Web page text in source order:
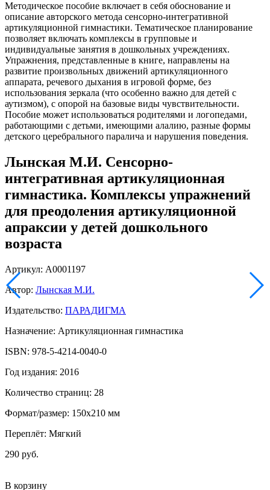
Методическое пособие включает в себя обоснование и
описание авторского метода сенсорно-интегративной
артикуляционной гимнастики. Тематическое планирование
позволяет включать комплексы в групповые и
индивидуальные занятия в дошкольных учреждениях.
Упражнения, представленные в книге, направлены на
развитие произвольных движений артикуляционного
аппарата, речевого дыхания в игровой форме, без
использования зеркала (что особенно важно для детей с
аутизмом), с опорой на базовые виды чувствительности.
Пособие может использоваться родителями и логопедами,
работающими с детьми, имеющими алалию, разные формы
детского церебрального паралича и нарушения поведения.
Лынская М.И. Сенсорно-
интегративная артикуляционная
гимнастика. Комплексы упражнений
для преодоления артикуляционной
апраксии у детей дошкольного
возраста
Артикул: А0001197
Автор: Лынская М.И.
Издательство: ПАРАДИГМА
Назначение: Артикуляционная гимнастика
ISBN: 978-5-4214-0040-0
Год издания: 2016
Количество страниц: 28
Формат/размер: 150x210 мм
Переплёт: Мягкий
290 руб.
В корзину